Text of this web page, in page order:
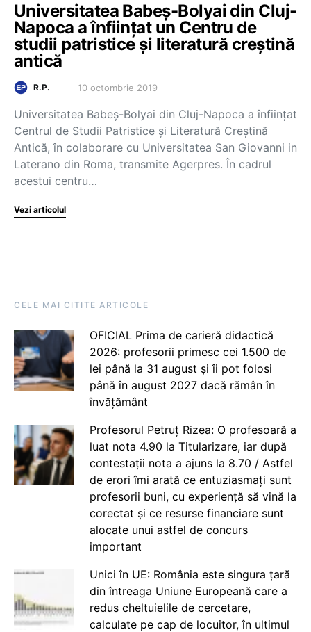
Universitatea Babeș-Bolyai din Cluj-
Napoca a înființat un Centru de
studii patristice și literatură creștină
antică
R.P. 10 octombrie 2019
Universitatea Babeş-Bolyai din Cluj-Napoca a înfiinţat
Centrul de Studii Patristice şi Literatură Creştină
Antică, în colaborare cu Universitatea San Giovanni in
Laterano din Roma, transmite Agerpres. În cadrul
acestui centru…
Vezi articolul
CELE MAI CITITE ARTICOLE
OFICIAL Prima de carieră didactică
2026: profesorii primesc cei 1.500 de
lei până la 31 august și îi pot folosi
până în august 2027 dacă rămân în
învățământ
Profesorul Petruț Rizea: O profesoară a
luat nota 4.90 la Titularizare, iar după
contestații nota a ajuns la 8.70 / Astfel
de erori îmi arată ce entuziasmați sunt
profesorii buni, cu experiență să vină la
corectat și ce resurse financiare sunt
alocate unui astfel de concurs
important
Unici în UE: România este singura țară
din întreaga Uniune Europeană care a
redus cheltuielile de cercetare,
calculate pe cap de locuitor, în ultimul